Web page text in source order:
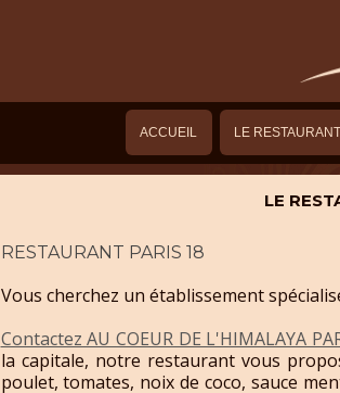
ACCUEIL LE RESTAURANT
LE
RESTAURANT PARIS 18
Vous cherchez un établissement
Contactez AU COEUR DE L'HIMALAYA
la capitale, notre restaurant vous
poulet, tomates, noix de coco, sauce